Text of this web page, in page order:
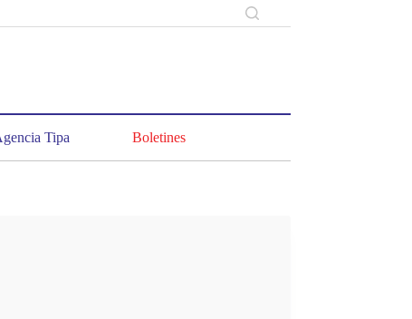
Tipa Boletines